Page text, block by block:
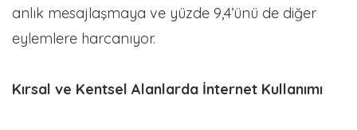
anlık mesajlaşmaya ve yüzde 9,4’ünü de diğer
eylemlere harcanıyor.
Kırsal ve Kentsel Alanlarda İnternet Kullanımı